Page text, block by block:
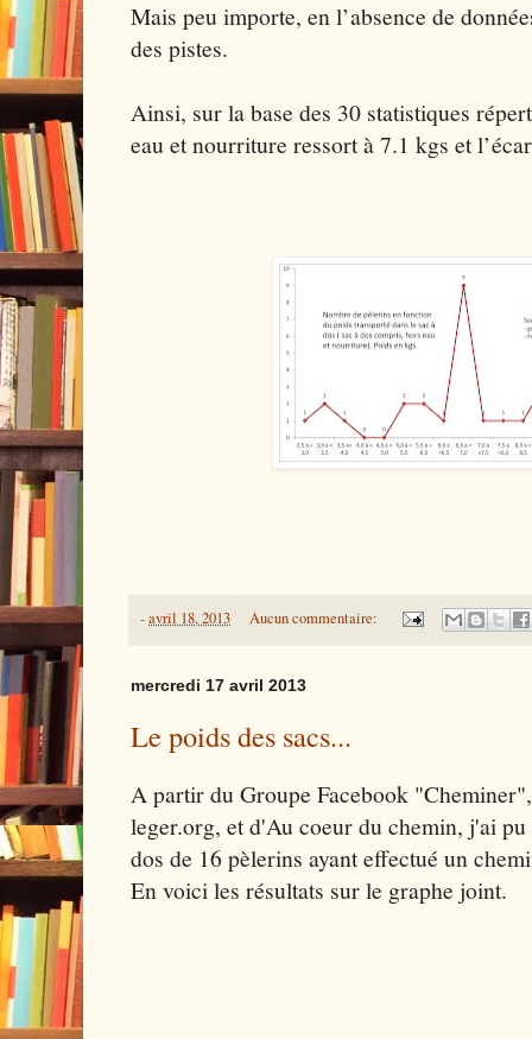
Mais peu importe, en l’absence de
des pistes.
Ainsi, sur la base des 30 statistiques
eau et nourriture ressort à 7.1 kgs et
-avril 18, 2013 Aucun commentaire:
mercredi 17 avril 2013
Le poids des sacs...
A partir du Groupe Facebook
leger.org, et d'Au coeur du chemin, j'ai
dos de 16 pèlerins ayant effectué un
En voici les résultats sur le graphe joint.